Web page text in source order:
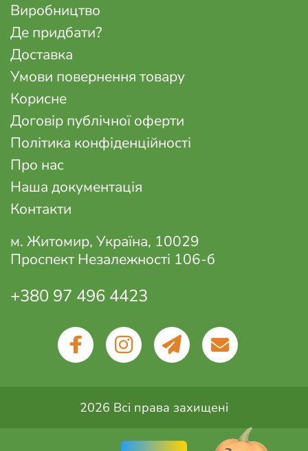
Виробництво
Де придбати?
Доставка
Умови повернення товару
Корисне
Договір публічної оферти
Політика конфіденційності
Про нас
Наша документація
Контакти
м. Житомир, Україна, 10029
Проспект Незалежності 106-б
+380 97 496 4423
2026 Всі права захищені